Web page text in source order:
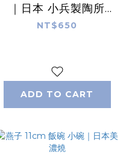
｜日本 小兵製陶所
Rinka
NT$650
ADD TO CART